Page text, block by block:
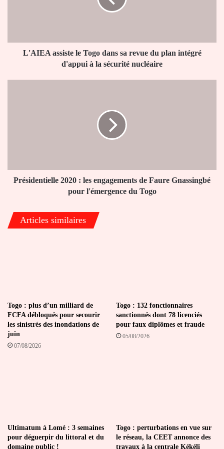
plan
intégréL'AIEA assiste le Togo dans sa revue du plan intégré
d'appui à la sécurité nucléaire
pour
l'émergence
Présidentielle 2020 : les engagements de Faure Gnassingbé
pour l'émergence du Togo
Articles similaires
Togo : plus d’un milliard de
FCFA débloqués pour secourir
les sinistrés des inondations de
juin
07/08/2026
Togo : 132 fonctionnaires
sanctionnés dont 78 licenciés
pour faux diplômes et fraude
05/08/2026
Ultimatum à Lomé : 3 semaines
pour déguerpir du littoral et du
domaine public !
Togo : perturbations en vue sur
le réseau, la CEET annonce des
travaux à la centrale Kékéli